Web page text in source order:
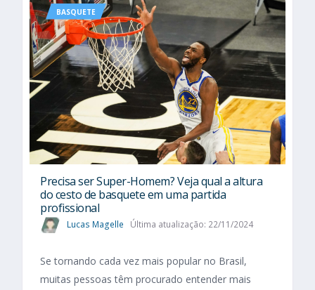
BASQUETE
Precisa ser Super-Homem? Veja qual a altura
do cesto de basquete em uma partida
profissional
Lucas Magelle Última atualização: 22/11/2024
Se tornando cada vez mais popular no Brasil,
muitas pessoas têm procurado entender mais